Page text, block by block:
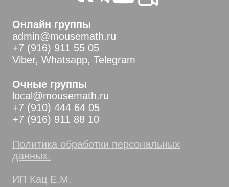
Онлайн группы
admin@mousemath.ru
+7 (916) 911 55 05
Viber, Whatsapp, Telegram
Очные группы
local@mousemath.ru
+7 (910) 444 64 05
+7 (916) 911 88 10
Политика обработки персональных
данных.
ИП Кац Е.М.